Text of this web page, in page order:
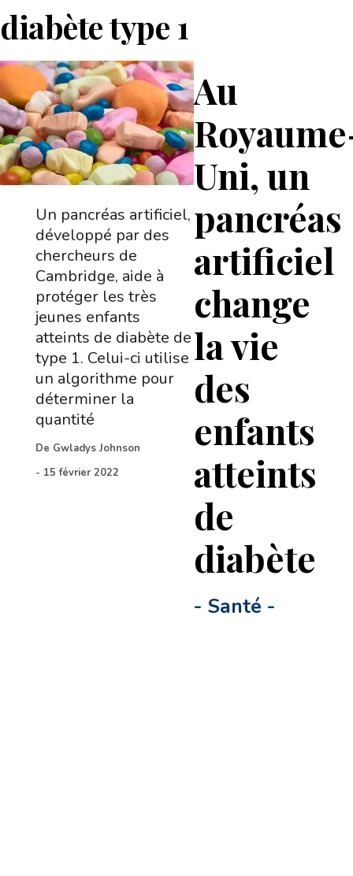
diabète type 1
Au
Uni, un
pancréas
artificiel
change
la vie
des
enfants
atteints
de
diabète
-Santé -
Un pancréas artificiel,
développé par des
chercheurs de
Cambridge, aide à
protéger les très
jeunes enfants
atteints de diabète de
type 1. Celui-ci utilise
un algorithme pour
déterminer la
quantité
De Gwladys Johnson
- 15 février 2022